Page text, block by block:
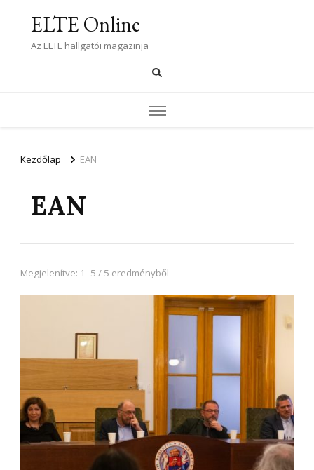
ELTE Online
Az ELTE hallgatói magazinja
Kezdőlap EAN
EAN
Megjelenítve: 1 -5 / 5 eredményből